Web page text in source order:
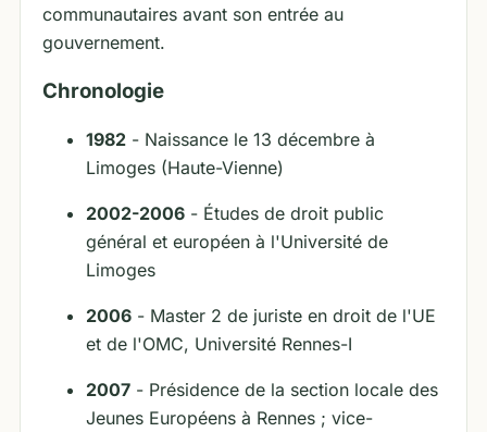
communautaires avant son entrée au
gouvernement.
Chronologie
1982 - Naissance le 13 décembre à
Limoges (Haute-Vienne)
2002-2006 - Études de droit public
général et européen à l'Université de
Limoges
2006 - Master 2 de juriste en droit de l'UE
et de l'OMC, Université Rennes-I
2007 - Présidence de la section locale des
Jeunes Européens à Rennes ; vice-